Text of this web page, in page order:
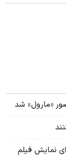
«مارول» شد
نمایش فیلم